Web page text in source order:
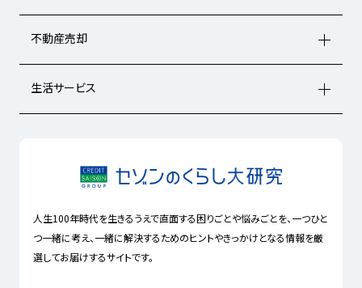
不動産売却
生活サービス
人生100年時代を生きるうえで直面する困りごとや悩みごとを、一つひと
つ一緒に考え、一緒に解決するためのヒントやきっかけとなる情報を厳
選してお届けするサイトです。